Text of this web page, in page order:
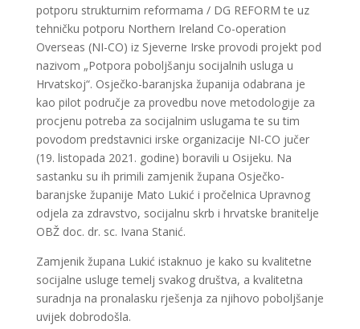
potporu strukturnim reformama / DG REFORM te uz
tehničku potporu Northern Ireland Co-operation
Overseas (NI-CO) iz Sjeverne Irske provodi projekt pod
nazivom „Potpora poboljšanju socijalnih usluga u
Hrvatskoj“. Osječko-baranjska županija odabrana je
kao pilot područje za provedbu nove metodologije za
procjenu potreba za socijalnim uslugama te su tim
povodom predstavnici irske organizacije NI-CO jučer
(19. listopada 2021. godine) boravili u Osijeku. Na
sastanku su ih primili zamjenik župana Osječko-
baranjske županije Mato Lukić i pročelnica Upravnog
odjela za zdravstvo, socijalnu skrb i hrvatske branitelje
OBŽ doc. dr. sc. Ivana Stanić.
Zamjenik župana Lukić istaknuo je kako su kvalitetne
socijalne usluge temelj svakog društva, a kvalitetna
suradnja na pronalasku rješenja za njihovo poboljšanje
uvijek dobrodošla.